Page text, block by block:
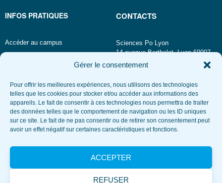
Gérer le consentement
Pour offrir les meilleures expériences, nous utilisons des technologies
telles que les cookies pour stocker et/ou accéder aux informations des
appareils. Le fait de consentir à ces technologies nous permettra de traiter
des données telles que le comportement de navigation ou les ID uniques
sur ce site. Le fait de ne pas consentir ou de retirer son consentement peut
avoir un effet négatif sur certaines caractéristiques et fonctions.
ACCEPTER
REFUSER
INFOS PRATIQUES
Accéder au campus
CONTACTS
Sciences Po Lyon
14 avenue Berthelot, Lyon 69007
Annuaire
Téléphone
TRAVAILLEZ AVEC NOUS
Consultez nos marchés publics
Louez une salle
RESTEZ CONNECTÉS
Espace presse et communication